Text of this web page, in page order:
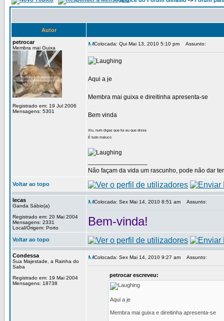
Autor
petrocar
Membra mai Guixa
Registrado em: 19 Jul 2006
Mensagens: 5301
Colocada: Qui Mai 13, 2010 5:10 pm Assunto:
Aqui a je
Membra mai guixa e direitinha apresenta-se
Bem vinda
Xiu, num digas que fui eu que disse
É tudo maluco
Não façam da vida um rascunho, pode não dar
Voltar ao topo
lecas
Ganda Sábio(a)
Registrado em: 20 Mai 2004
Mensagens: 2331
Local/Origem: Porto
Colocada: Sex Mai 14, 2010 8:51 am Assunto:
Bem-vinda!
Voltar ao topo
Condessa
Sua Majestade, a Rainha do
Saba
Registrado em: 19 Mai 2004
Mensagens: 18738
Colocada: Sex Mai 14, 2010 9:27 am Assunto:
petrocar escreveu:
Aqui a je
Membra mai guixa e direitinha apresenta-se